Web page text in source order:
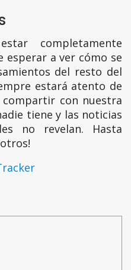
completamente
esperar a ver cómo se
del resto del
estará atento de
con nuestra
tiene y las noticias
no revelan. Hasta